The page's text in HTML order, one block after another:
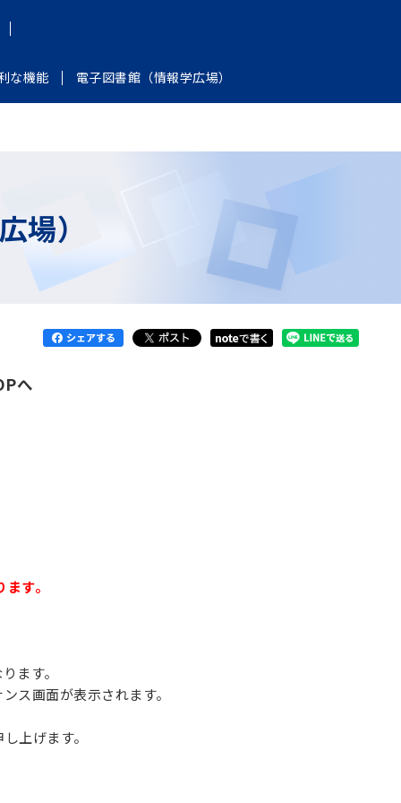
な機能 電子図書館（情報学広場）
場）
へ
す。
ます。
ス画面が表示されます。
上げます。